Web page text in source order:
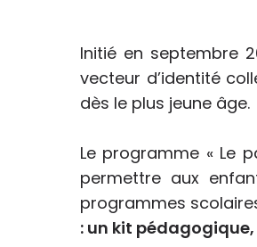
Initié en septembre
vecteur d’identité
dès le plus jeune âge.
Le programme « Le
permettre aux
programmes
: un kit